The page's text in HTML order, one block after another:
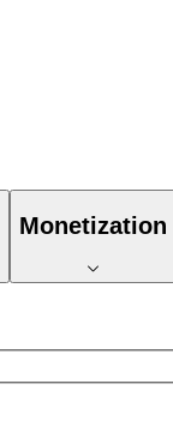
Monetization